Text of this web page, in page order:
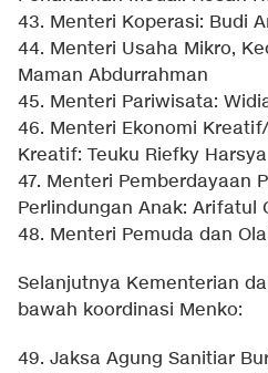
43. Menteri Koperasi: Budi
44. Menteri Usaha Mikro,
Maman Abdurrahman
45. Menteri Pariwisata:
46. Menteri Ekonomi
Kreatif: Teuku Riefky Harsya
47. Menteri Pemberdayaan
Perlindungan Anak: Arifatul
48. Menteri Pemuda dan
Selanjutnya Kementerian
bawah koordinasi Menko:
49. Jaksa Agung Sanitiar